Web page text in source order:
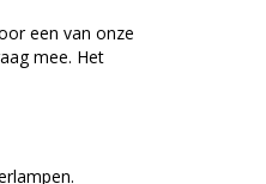
een van onze
mee. Het